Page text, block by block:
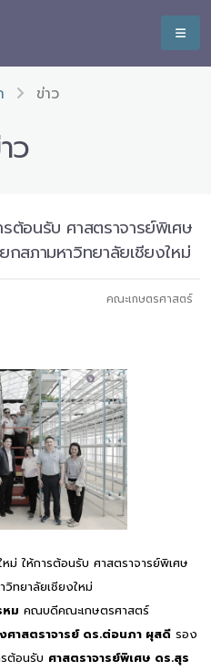
ข่าว
ว
ต้อนรับ ศาสตราจารย์พิเศษ
กสภามหาวิทยาลัยเชียงใหม่
คณะเกษตรศาสตร์
ม่ ให้การต้อนรับ ศาสตราจารย์พิเศษ
วิทยาลัยเชียงใหม่
ม คณบดีคณะเกษตรศาสตร์
ศาสตราจารย์ ดร.ต่อนภา ผุสดี รอง
ต้อนรับ ศาสตราจารย์พิเศษ ดร.สุร